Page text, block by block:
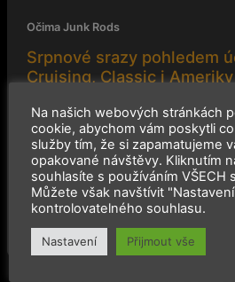
Očima Junk Rods
Srpnové srazy pohledem
Cruising, Classic i
Letošní srpen je, co se srazové
předchozím letním měsícům lehce
se každý víkend
Číst článek »
Na našich webových stránkách
cookie, abychom vám poskytli
služby tím, že si zapamatujeme
opakované návštěvy. Kliknutím
souhlasíte s používáním VŠECH
Můžete však navštívit
kontrolovatelného souhlasu.
Nastavení Přijmout vše